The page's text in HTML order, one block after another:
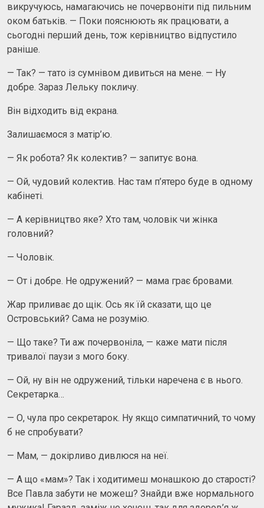
викручуюсь, намагаючись не почервоніти під пильним
оком батьків. — Поки пояснюють як працювати, а
сьогодні перший день, тож керівництво відпустило
раніше.
— Так? — тато із сумнівом дивиться на мене. — Ну
добре. Зараз Лельку покличу.
Він відходить від екрана.
Залишаємося з матір’ю.
— Як робота? Як колектив? — запитує вона.
— Ой, чудовий колектив. Нас там п’ятеро буде в одному
кабінеті.
— А керівництво яке? Хто там, чоловік чи жінка
головний?
— Чоловік.
— От і добре. Не одружений? — мама грає бровами.
Жар приливає до щік. Ось як їй сказати, що це
Островський? Сама не розумію.
— Що таке? Ти аж почервоніла, — каже мати після
тривалої паузи з мого боку.
— Ой, ну він не одружений, тільки наречена є в нього.
Секретарка…
— О, чула про секретарок. Ну якщо симпатичний, то чому
б не спробувати?
— Мам, — докірливо дивлюся на неї.
— А що «мам»? Так і ходитимеш монашкою до старості?
Все Павла забути не можеш? Знайди вже нормального